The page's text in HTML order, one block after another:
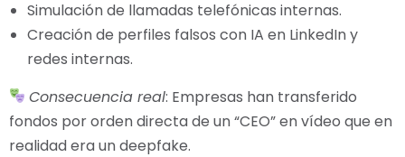
Simulación de llamadas telefónicas internas.
Creación de perfiles falsos con IA en LinkedIn y
redes internas.
Consecuencia real: Empresas han transferido
fondos por orden directa de un “CEO” en vídeo que en
realidad era un deepfake.